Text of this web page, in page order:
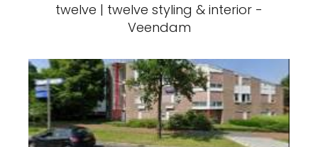
twelve | twelve styling & interior -
Veendam